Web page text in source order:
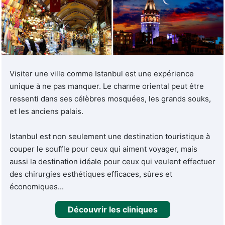
Notre rôle est de vous connecter aux établissements et
aux praticiens qui correspondent à votre situation
spécifique, parmi un réseau de partenaires sélectionnés
sur des critères stricts : accréditations, spécialisation, suivi
Nous accompagnons chaque dossier de A à Z. De la
première demande de devis jusqu'au retour à domicile, en
passant par la coordination logistique, l'interprétation
à l'étranger soulève des questions légitimes, et que vous
méritez des réponses claires avant de prendre une
Chirurgie esthétique et
traitements médicaux : une offre
Visiter une ville comme Istanbul est une expérience
unique à ne pas manquer. Le charme oriental peut être
ressenti dans ses célèbres mosquées, les grands souks,
et les anciens palais.
Istanbul est non seulement une destination touristique à
couper le souffle pour ceux qui aiment voyager, mais
aussi la destination idéale pour ceux qui veulent effectuer
des chirurgies esthétiques efficaces, sûres et
économiques...
Découvrir les cliniques